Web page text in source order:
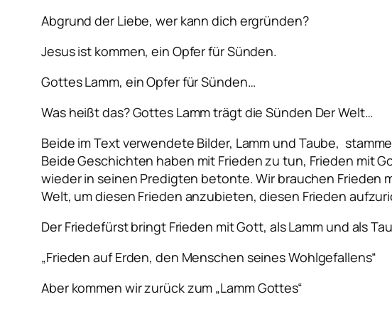
Abgrund der Liebe, wer kann dich ergründen?
Jesus ist kommen, ein Opfer für Sünden.
Gottes Lamm, ein Opfer für Sünden…
Was heißt das? Gottes Lamm trägt die Sünden Der Welt…
Beide im Text verwendete Bilder, Lamm und Taube,
Beide Geschichten haben mit Frieden zu tun, Frieden mit
wieder in seinen Predigten betonte. Wir brauchen Frieden
Welt, um diesen Frieden anzubieten, diesen Frieden
Der Friedefürst bringt Frieden mit Gott, als Lamm und als
„Frieden auf Erden, den Menschen seines Wohlgefallens“
Aber kommen wir zurück zum „Lamm Gottes“